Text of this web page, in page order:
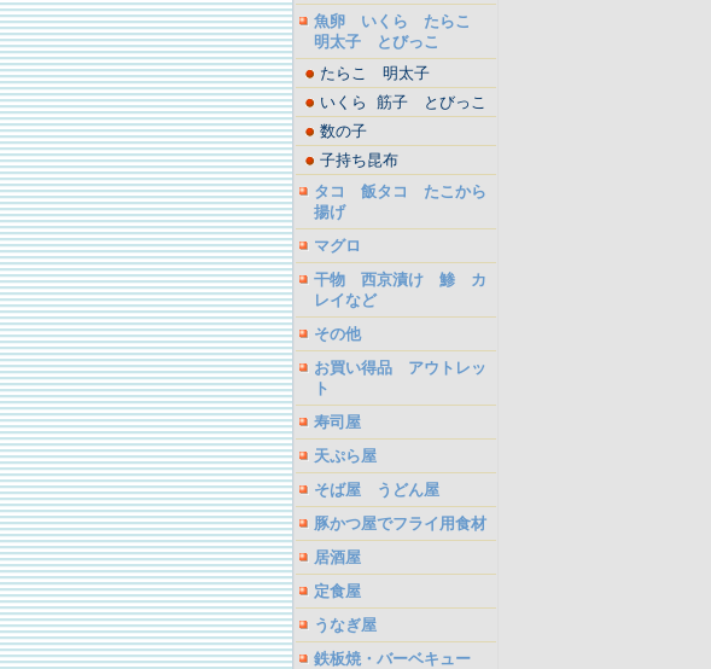
魚卵 いくら たらこ
明太子 とびっこ
たらこ 明太子
いくら 筋子 とびっこ
数の子
子持ち昆布
タコ 飯タコ たこから
揚げ
マグロ
干物 西京漬け 鯵 カ
レイなど
その他
お買い得品 アウトレッ
ト
寿司屋
天ぷら屋
そば屋 うどん屋
豚かつ屋でフライ用食材
居酒屋
定食屋
うなぎ屋
鉄板焼・バーベキュー